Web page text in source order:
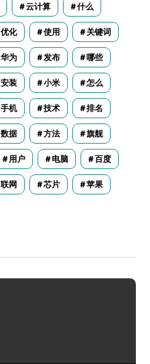
云计算 什么
优化 使用 关键词
华为 发布 哪些
安装 小米 怎么
手机 技术 排名
数据 方法 旗舰
用户 电脑 百度
联网 芯片 苹果